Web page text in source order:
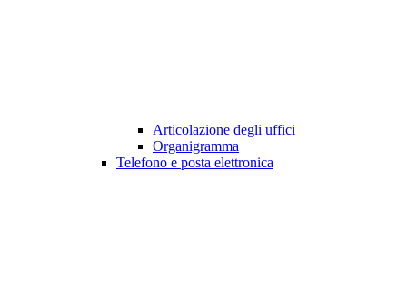
Articolazione degli uffici
Organigramma
Telefono e posta elettronica